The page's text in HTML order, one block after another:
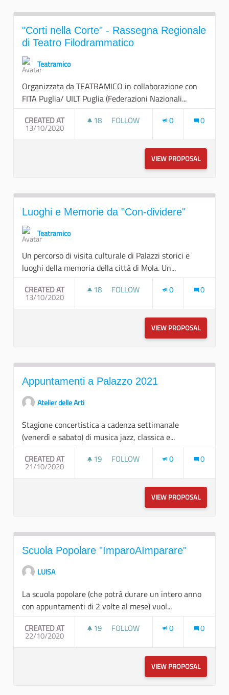
"Corti nella Corte" - Rassegna Regionale
di Teatro Filodrammatico
Teatramico
Organizzata da TEATRAMICO in collaborazione con
FITA Puglia/ UILT Puglia (Federazioni Nazionali...
CREATED AT
13/10/2020
18 18 FOLLOWERS
FOLLOW 0 0
VIEW PROPOSAL"CORTI
Luoghi e Memorie da "Con-dividere"
Teatramico
Un percorso di visita culturale di Palazzi storici e
luoghi della memoria della città di Mola. Un...
CREATED AT
13/10/2020
18 18 FOLLOWERS
FOLLOW 0 0
VIEW PROPOSALLUOGHI
Appuntamenti a Palazzo 2021
Atelier delle Arti
Stagione concertistica a cadenza settimanale
(venerdì e sabato) di musica jazz, classica e...
CREATED AT
21/10/2020
19 19 FOLLOWERS
FOLLOW 0 0
VIEW PROPOSAL
Scuola Popolare "ImparoAImparare"
LUISA
La scuola popolare (che potrà durare un intero anno
con appuntamenti di 2 volte al mese) vuol...
CREATED AT
22/10/2020
19 19 FOLLOWERS
FOLLOW 0 0
VIEW PROPOSALSCUOLA